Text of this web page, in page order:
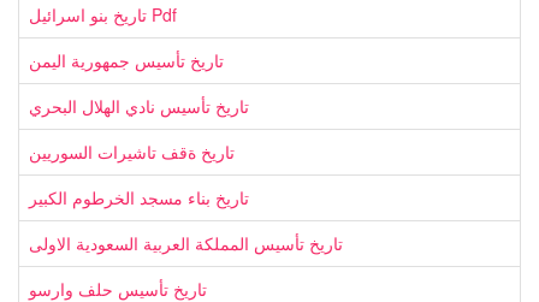
تاريخ بنو اسرائيل Pdf
تاريخ تأسيس جمهورية اليمن
تاريخ تأسيس نادي الهلال البحري
تاريخ ةقف تاشيرات السوريين
تاريخ بناء مسجد الخرطوم الكبير
تاريخ تأسيس المملكة العربية السعودية الاولى
تاريخ تأسيس حلف وارسو